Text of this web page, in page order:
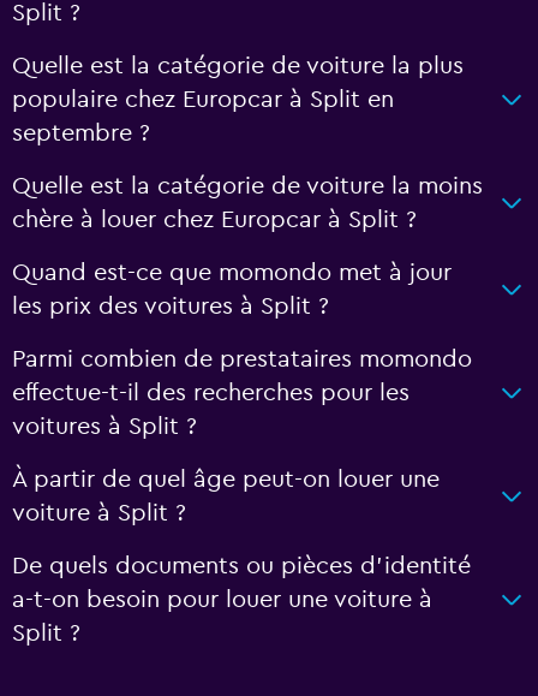
Split ?
Quelle est la catégorie de voiture la plus
populaire chez Europcar à Split en
septembre ?
Quelle est la catégorie de voiture la moins
chère à louer chez Europcar à Split ?
Quand est-ce que momondo met à jour
les prix des voitures à Split ?
Parmi combien de prestataires momondo
effectue-t-il des recherches pour les
voitures à Split ?
À partir de quel âge peut-on louer une
voiture à Split ?
De quels documents ou pièces d'identité
a-t-on besoin pour louer une voiture à
Split ?